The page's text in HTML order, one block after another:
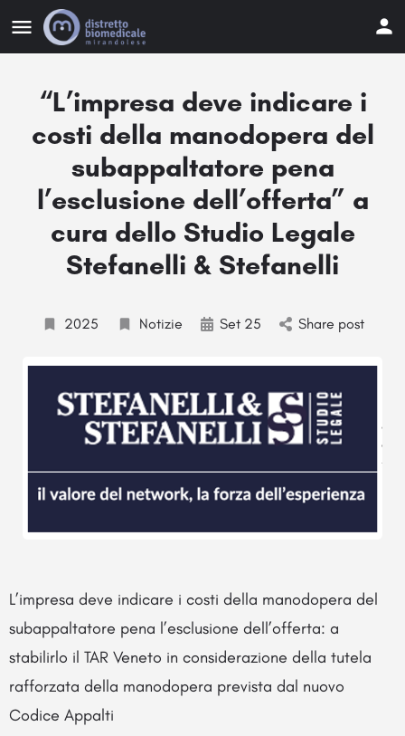
“L’impresa deve indicare i
costi della manodopera del
subappaltatore pena
l’esclusione dell’offerta” a
cura dello Studio Legale
Stefanelli & Stefanelli
2025 Notizie Set 25 Share post
L’impresa deve indicare i costi della manodopera del
subappaltatore pena l’esclusione dell’offerta: a
stabilirlo il TAR Veneto in considerazione della tutela
rafforzata della manodopera prevista dal nuovo
Codice Appalti